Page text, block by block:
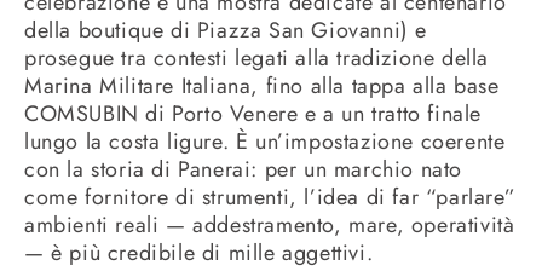
della boutique di Piazza San Giovanni) e
prosegue tra contesti legati alla tradizione della
Marina Militare Italiana, fino alla tappa alla base
COMSUBIN di Porto Venere e a un tratto finale
lungo la costa ligure. È un’impostazione coerente
con la storia di Panerai: per un marchio nato
come fornitore di strumenti, l’idea di far “parlare”
ambienti reali — addestramento, mare, operatività
— è più credibile di mille aggettivi.